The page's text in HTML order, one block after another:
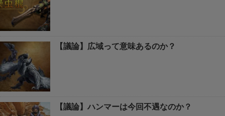
【議論】広域って意味あるのか？
【議論】ハンマーは今回不遇なのか？